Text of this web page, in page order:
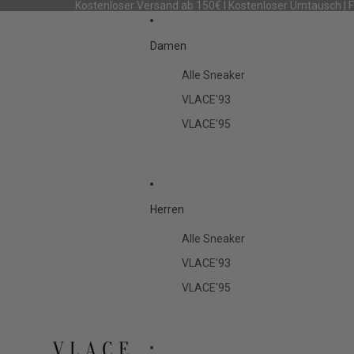
Kostenloser Versand ab 150€ I Kostenloser Umtausch |
Damen
Alle Sneaker
VLACE'93
VLACE'95
Herren
Alle Sneaker
VLACE'93
VLACE'95